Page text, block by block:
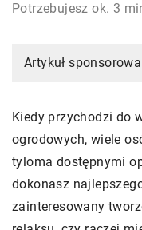
Potrzebujesz ok. 3
Artykuł
Kiedy przychodzi do
ogrodowych, wiele
tyloma dostępnymi
dokonasz
zainteresowany